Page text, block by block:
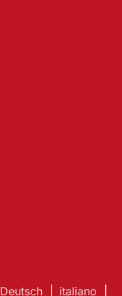
Deutsch| italiano